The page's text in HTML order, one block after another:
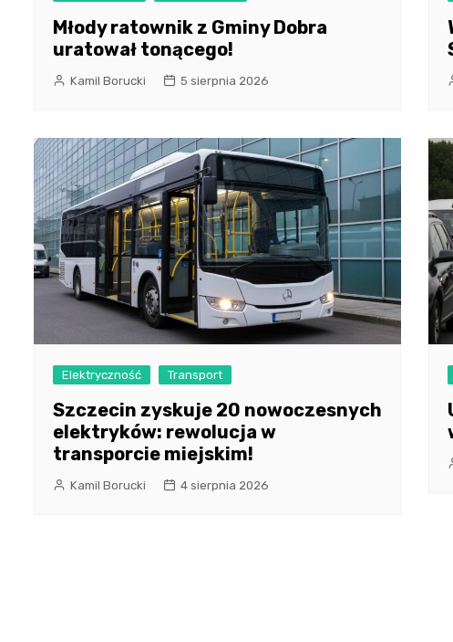
Młody ratownik z Gminy Dobra
uratował tonącego!
Kamil Borucki 5 sierpnia 2026
Elektryczność Transport
Szczecin zyskuje 20 nowoczesnych
elektryków: rewolucja w
transporcie miejskim!
Kamil Borucki 4 sierpnia 2026